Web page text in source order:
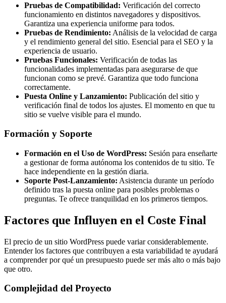
Pruebas de Compatibilidad: Verificación del correcto
funcionamiento en distintos navegadores y dispositivos.
Garantiza una experiencia uniforme para todos.
Pruebas de Rendimiento: Análisis de la velocidad de carga
y el rendimiento general del sitio. Esencial para el SEO y la
experiencia de usuario.
Pruebas Funcionales: Verificación de todas las
funcionalidades implementadas para asegurarse de que
funcionan como se prevé. Garantiza que todo funciona
correctamente.
Puesta Online y Lanzamiento: Publicación del sitio y
verificación final de todos los ajustes. El momento en que tu
sitio se vuelve visible para el mundo.
Formación y Soporte
Formación en el Uso de WordPress: Sesión para enseñarte
a gestionar de forma autónoma los contenidos de tu sitio. Te
hace independiente en la gestión diaria.
Soporte Post-Lanzamiento: Asistencia durante un período
definido tras la puesta online para posibles problemas o
preguntas. Te ofrece tranquilidad en los primeros tiempos.
Factores que Influyen en el Coste Final
El precio de un sitio WordPress puede variar considerablemente.
Entender los factores que contribuyen a esta variabilidad te ayudará
a comprender por qué un presupuesto puede ser más alto o más bajo
que otro.
Complejidad del Proyecto